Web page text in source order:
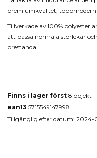
premiumkvalitet, toppmodern
Tillverkade av 100% polyester
att passa normala storlekar
prestanda.
Finns i lager först 8 objekt
ean13 5715549147998
Tillgänglig efter datum: 2024-